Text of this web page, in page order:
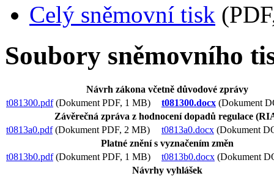
Celý sněmovní tisk
Soubory sněmovního
Návrh zákona včetně důvodové zprávy
t081300.pdf(Dokument PDF, 1 MB) t081300.docx (Dokument
Závěrečná zpráva z hodnocení dopadů regulace
t0813a0.pdf(Dokument PDF, 2 MB) t0813a0.docx (Dokument
Platné znění s vyznačením změn
t0813b0.pdf(Dokument PDF, 1 MB) t0813b0.docx (Dokument
Návrhy vyhlášek